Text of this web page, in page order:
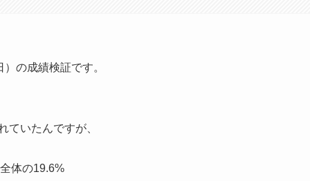
の成績検証です。
ていたんですが、
体の19.6%